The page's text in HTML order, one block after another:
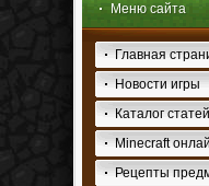
Меню сайта
Главная
Новости игры
Каталог статей
Minecraft
Рецепты